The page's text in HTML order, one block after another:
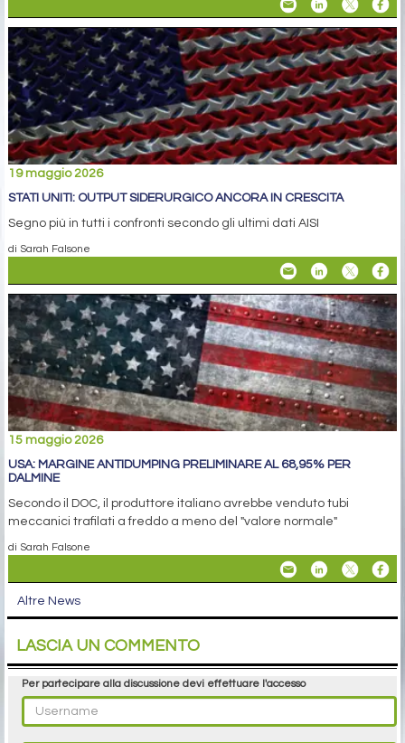
19 maggio 2026
STATI UNITI: OUTPUT SIDERURGICO ANCORA IN CRESCITA
Segno più in tutti i confronti secondo gli ultimi dati AISI
di Sarah Falsone
15 maggio 2026
USA: MARGINE ANTIDUMPING PRELIMINARE AL 68,95% PER
DALMINE
Secondo il DOC, il produttore italiano avrebbe venduto tubi
meccanici trafilati a freddo a meno del "valore normale"
di Sarah Falsone
Altre News
LASCIA UN COMMENTO
Per partecipare alla discussione devi effettuare l'accesso